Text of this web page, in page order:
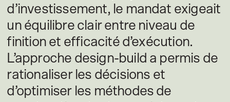
d’investissement, le mandat exigeait
un équilibre clair entre niveau de
finition et efficacité d’exécution.
L’approche design-build a permis de
rationaliser les décisions et
d’optimiser les méthodes de